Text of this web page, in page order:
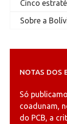
Cinco
Sobre a
NOTAS DOS
Só
coadunam,
do PCB, a